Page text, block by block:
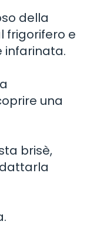
della
frigorifero e
infarinata.
una
brisè,